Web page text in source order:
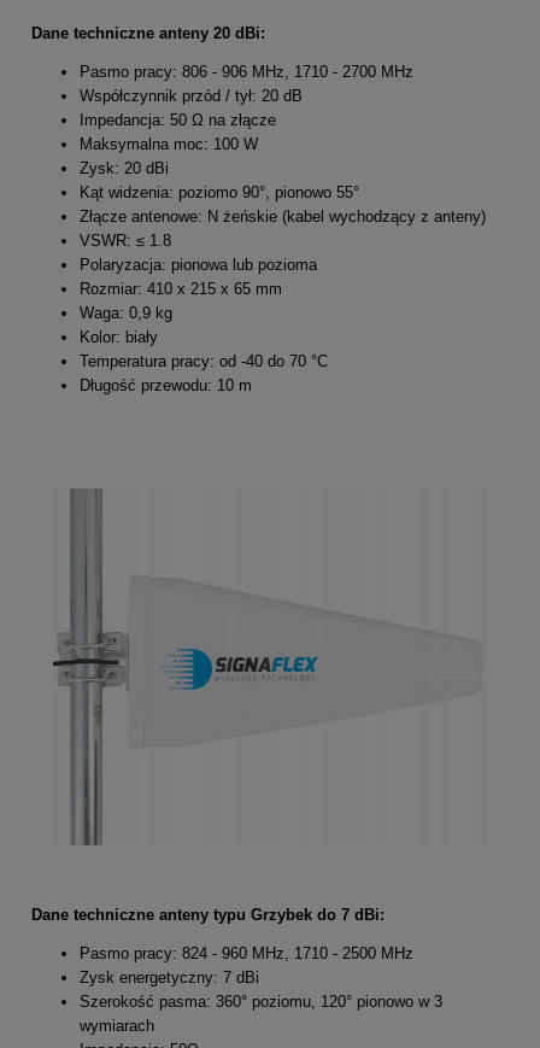
Dane techniczne anteny 20 dBi:
Pasmo pracy: 806 - 906 MHz, 1710 - 2700 MHz
Współczynnik przód / tył: 20 dB
Impedancja: 50 Ω na złącze
Maksymalna moc: 100 W
Zysk: 20 dBi
Kąt widzenia: poziomo 90°, pionowo 55°
Złącze antenowe: N żeńskie (kabel wychodzący z anteny)
VSWR: ≤ 1.8
Polaryzacja: pionowa lub pozioma
Rozmiar: 410 x 215 x 65 mm
Waga: 0,9 kg
Kolor: biały
Temperatura pracy: od -40 do 70 °C
Długość przewodu: 10 m
Dane techniczne anteny typu Grzybek do 7 dBi:
Pasmo pracy: 824 - 960 MHz, 1710 - 2500 MHz
Zysk energetyczny: 7 dBi
Szerokość pasma: 360° poziomu, 120° pionowo w 3
wymiarach